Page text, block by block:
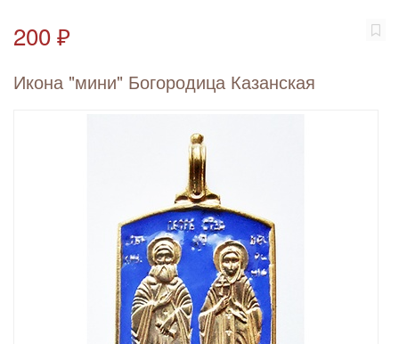
200 ₽
Икона "мини" Богородица Казанская